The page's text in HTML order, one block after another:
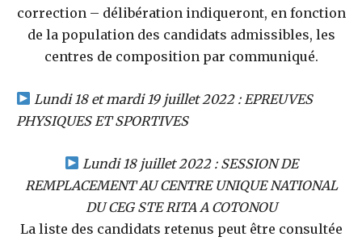
correction – délibération indiqueront, en fonction
de la population des candidats admissibles, les
centres de composition par communiqué.
Lundi 18 et mardi 19 juillet 2022 : EPREUVES
PHYSIQUES ET SPORTIVES
Lundi 18 juillet 2022 : SESSION DE
REMPLACEMENT AU CENTRE UNIQUE NATIONAL
DU CEG STE RITA A COTONOU
La liste des candidats retenus peut être consultée